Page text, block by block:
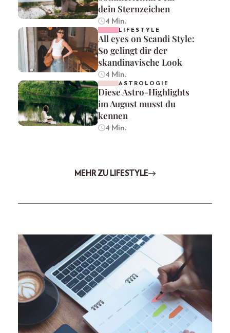
dein Sternzeichen
4 Min.
LIFESTYLE
All eyes on Scandi Style:
So gelingt dir der
skandinavische Look
4 Min.
ASTROLOGIE
Diese Astro-Highlights
im August musst du
kennen
4 Min.
MEHR ZU LIFESTYLE